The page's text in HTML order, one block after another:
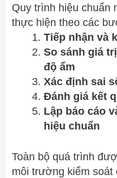
Quy trình hiệu chuẩn
thực hiện theo các
Tiếp nhận và
So sánh giá
độ ẩm
Xác định sai
Đánh giá kết
Lập báo cáo
hiệu chuẩn
Toàn bộ quá trình
môi trường kiểm soát